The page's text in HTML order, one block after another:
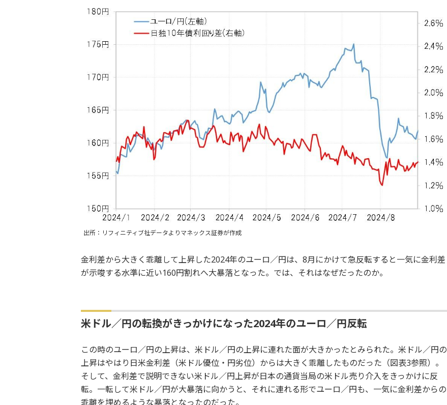
出所：リフィニティブ社データよりマネックス証券が作成
金利差から大きく乖離して上昇した2024年のユーロ／円は、8月にかけて急反転すると一気に金利差
が示唆する水準に近い160円割れへ大暴落となった。では、それはなぜだったのか。
米ドル／円の転換がきっかけになった2024年のユーロ／円反転
この時のユーロ／円の上昇は、米ドル／円の上昇に連れた面が大きかったとみられた。米ドル／円の
上昇はやはり日米金利差（米ドル優位・円劣位）からは大きく乖離したものだった（図表3参照）。
そして、金利差で説明できない米ドル／円上昇が日本の通貨当局の米ドル売り介入をきっかけに反
転。一転して米ドル／円が大暴落に向かうと、それに連れる形でユーロ／円も、一気に金利差からの
乖離を埋めるような暴落となったのだった。